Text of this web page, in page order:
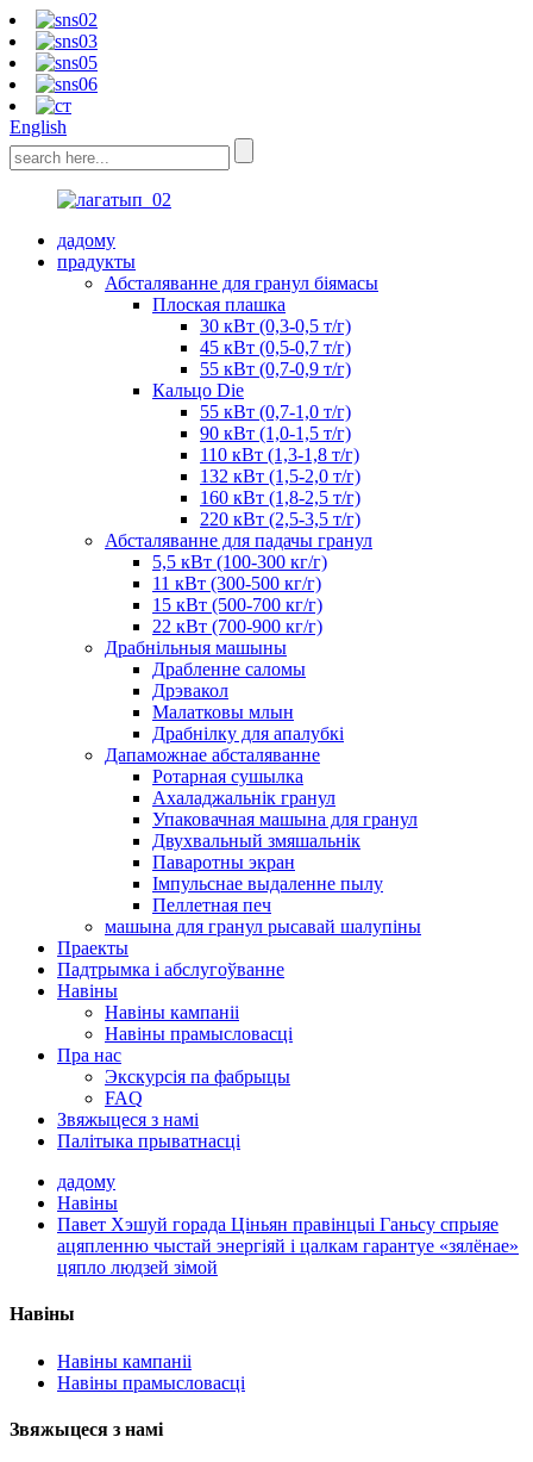
English
дадому
прадукты
Абсталяванне для гранул біямасы
Плоская плашка
30 кВт (0,3-0,5 т/г)
45 кВт (0,5-0,7 т/г)
55 кВт (0,7-0,9 т/г)
Кальцо Die
55 кВт (0,7-1,0 т/г)
90 кВт (1,0-1,5 т/г)
110 кВт (1,3-1,8 т/г)
132 кВт (1,5-2,0 т/г)
160 кВт (1,8-2,5 т/г)
220 кВт (2,5-3,5 т/г)
Абсталяванне для падачы гранул
5,5 кВт (100-300 кг/г)
11 кВт (300-500 кг/г)
15 кВт (500-700 кг/г)
22 кВт (700-900 кг/г)
Драбнільныя машыны
Драбленне саломы
Дрэвакол
Малатковы млын
Драбнілку для апалубкі
Дапаможнае абсталяванне
Ротарная сушылка
Ахаладжальнік гранул
Упаковачная машына для гранул
Двухвальный змяшальнік
Паваротны экран
Імпульснае выдаленне пылу
Пеллетная печ
машына для гранул рысавай шалупіны
Праекты
Падтрымка і абслугоўванне
Навіны
Навіны кампаніі
Навіны прамысловасці
Пра нас
Экскурсія па фабрыцы
FAQ
Звяжыцеся з намі
Палітыка прыватнасці
дадому
Навіны
Павет Хэшуй горада Ціньян правінцыі Ганьсу спрыяе
ацяпленню чыстай энергіяй і цалкам гарантуе «зялёнае»
цяпло людзей зімой
Навіны
Навіны кампаніі
Навіны прамысловасці
Звяжыцеся з намі